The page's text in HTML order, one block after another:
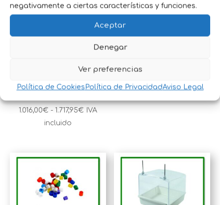
negativamente a ciertas características y funciones.
Aceptar
Denegar
Ver preferencias
Política de Cookies Política de PrivacidadAviso Legal
MODULAR
PINTADA
1.016,00€ - 1.717,95€Rango
1.016,00€
IVA
incluido
PINZAS SUJETA
JAULAS
0,40€ IVA incluido